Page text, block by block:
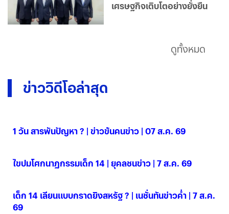
เศรษฐกิจเติบโตอย่างยั่งยืน
ดูทั้งหมด
ข่าววิดีโอล่าสุด
1 วัน สารพันปัญหา ? | ข่าวข้นคนข่าว | 07 ส.ค. 69
ไขปมโศกนาฏกรรมเด็ก 14 | ยุคลชนข่าว | 7 ส.ค. 69
เด็ก 14 เลียนแบบกราดยิงสหรัฐ ? | เนชั่นทันข่าวค่ำ | 7 ส.ค.
69